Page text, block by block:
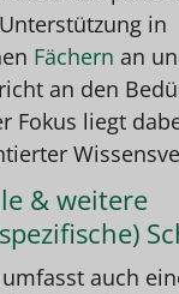
in
Fächern an
an den
Fokus liegt
& weitere
auch